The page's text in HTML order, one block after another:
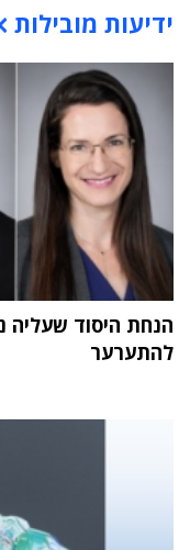
תוכן פרסומי
ידיעות מובילות
הנחת היסוד שעליה
להתערער